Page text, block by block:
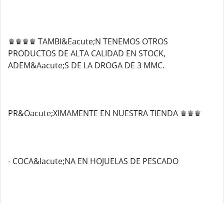
♛♛♛♛ TAMBI&Eacute;N TENEMOS OTROS
PRODUCTOS DE ALTA CALIDAD EN STOCK,
ADEM&Aacute;S DE LA DROGA DE 3 MMC.
PR&Oacute;XIMAMENTE EN NUESTRA TIENDA ♛♛♛
- COCA&Iacute;NA EN HOJUELAS DE PESCADO